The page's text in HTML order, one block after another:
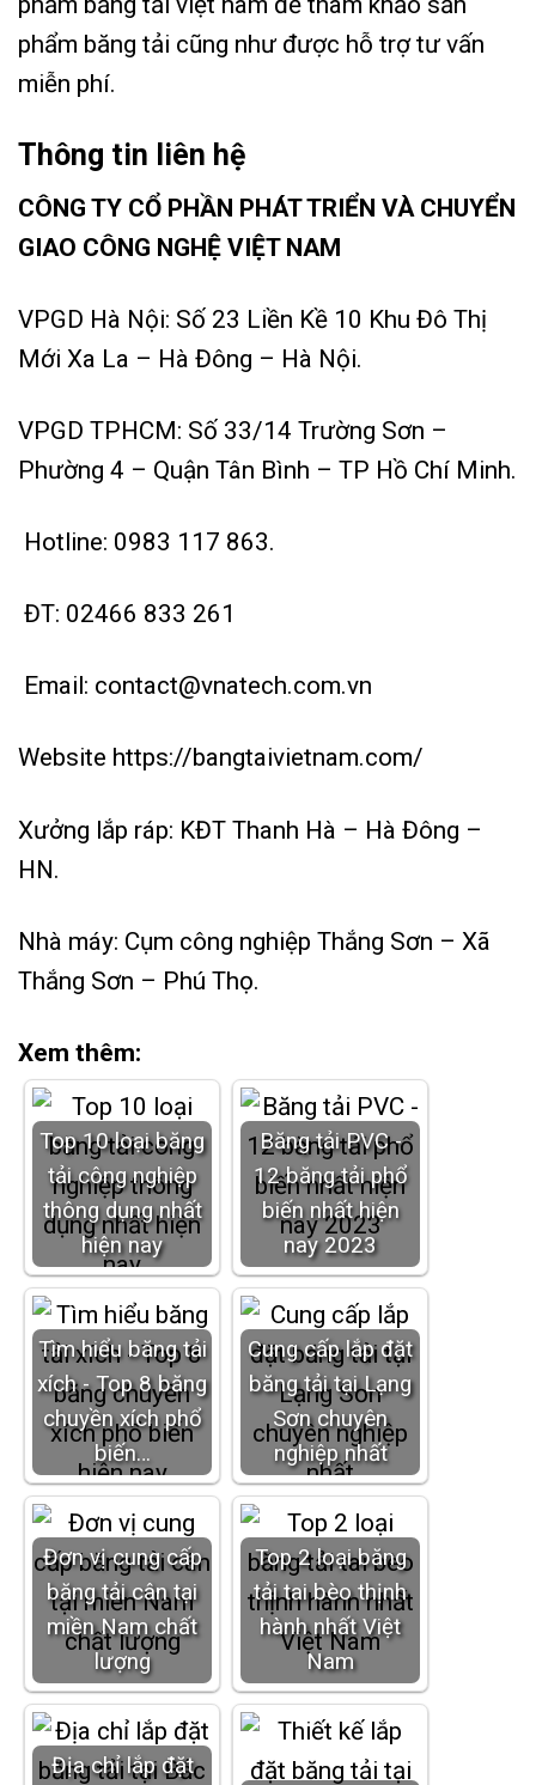
phẩm băng tải cũng như được hỗ trợ tư vấn
miễn phí.
Thông tin liên hệ
CÔNG TY CỔ PHẦN PHÁT TRIỂN VÀ CHUYỂN
GIAO CÔNG NGHỆ VIỆT NAM
VPGD Hà Nội: Số 23 Liền Kề 10 Khu Đô Thị
Mới Xa La – Hà Đông – Hà Nội.
VPGD TPHCM: Số 33/14 Trường Sơn –
Phường 4 – Quận Tân Bình – TP Hồ Chí Minh.
Hotline: 0983 117 863.
ĐT: 02466 833 261
Email: contact@vnatech.com.vn
Website https://bangtaivietnam.com/
Xưởng lắp ráp: KĐT Thanh Hà – Hà Đông –
HN.
Nhà máy: Cụm công nghiệp Thắng Sơn – Xã
Thắng Sơn – Phú Thọ.
Xem thêm:
Top 10 loại băng
tải công nghiệp
thông dụng nhất
hiện nay
Băng tải PVC -
12 băng tải phổ
biến nhất hiện
nay 2023
Tìm hiểu băng tải
xích - Top 8 băng
chuyền xích phổ
biến…
Cung cấp lắp đặt
băng tải tại Lạng
Sơn chuyên
nghiệp nhất
Đơn vị cung cấp
băng tải cân tại
miền Nam chất
lượng
Top 2 loại băng
tải tai bèo thịnh
hành nhất Việt
Nam
Địa chỉ lắp đặt